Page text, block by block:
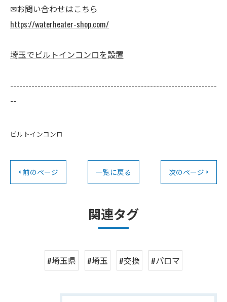
✉お問い合わせはこちら
https://waterheater-shop.com/
埼玉でビルトインコンロを設置
--------------------------------------------------------------------
--
ビルトインコンロ
< 前のページ 一覧に戻る 次のページ >
関連タグ
#埼玉県 #埼玉 #交換 #パロマ